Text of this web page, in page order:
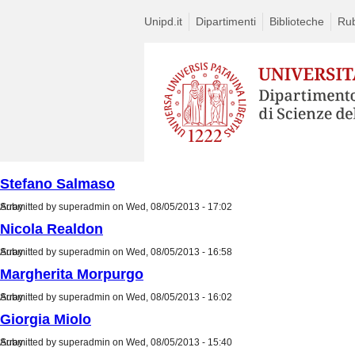
Unipd.it Dipartimenti Biblioteche
Stefano Salmaso
Submitted by superadmin on Wed, 08/05/2013 - 17:02
Array
Nicola Realdon
Submitted by superadmin on Wed, 08/05/2013 - 16:58
Array
Margherita Morpurgo
Submitted by superadmin on Wed, 08/05/2013 - 16:02
Array
Giorgia Miolo
Submitted by superadmin on Wed, 08/05/2013 - 15:40
Array